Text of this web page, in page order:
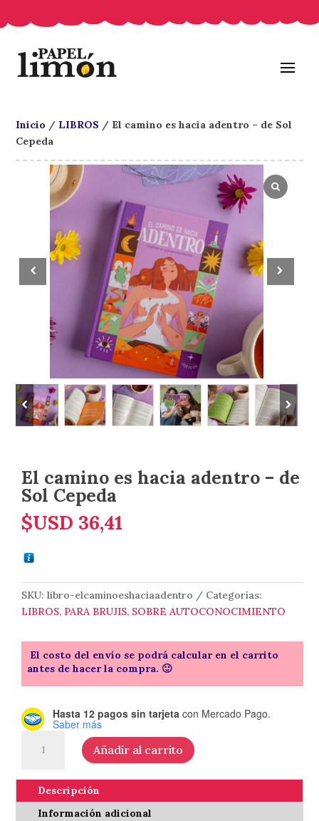
Inicio / LIBROS / El camino es hacia adentro – de Sol
Cepeda
El camino es hacia adentro – de
Sol Cepeda
$USD 36,41
SKU:libro-elcaminoeshaciaadentro
Categorías:
LIBROS, PARA BRUJIS, SOBRE AUTOCONOCIMIENTO
El costo del envío se podrá calcular en el carrito
antes de hacer la compra. 🙂
Hasta 12 pagos sin tarjeta con Mercado Pago.
Saber más
camino
hacia
adentro
Añadir al carrito
Descripción
Información adicional